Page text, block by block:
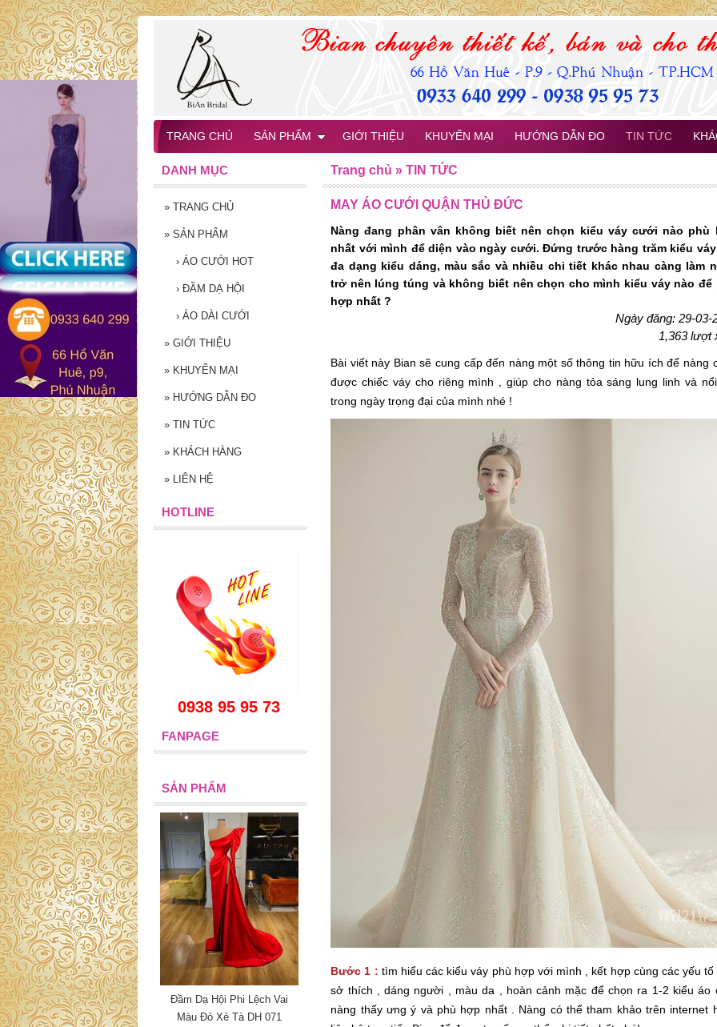
MAY ÁO CƯỚI QUẬN THỦ ĐỨC
Nàng đang phân vân không biết nên chọn kiểu váy cưới nào phù
nhất với mình để diện vào ngày cưới. Đứng trước hàng trăm kiểu
đa dạng kiểu dáng, màu sắc và nhiều chi tiết khác nhau càng làm
trở nên lúng túng và không biết nên chọn cho mình kiểu váy nào để
hợp nhất ?
Ngày đăng: 29-03-
1,363 lượt
Bài viết này Bian sẽ cung cấp đến nàng một số thông tin hữu ích để nàng
được chiếc váy cho riêng mình , giúp cho nàng tỏa sáng lung linh và
trong ngày trọng đại của mình nhé !
Bước 1 : tìm hiểu các kiểu váy phù hợp với mình , kết hợp cùng các yếu
sở thích , dáng người , màu da , hoàn cảnh mặc để chọn ra 1-2 kiểu áo
nàng thấy ưng ý và phù hợp nhất . Nàng có thể tham khảo trên internet
Trang chủ »TIN TỨC
DANH MỤC
» TRANG CHỦ
» SẢN PHẨM
› ÁO CƯỚI HOT
› ĐẦM DẠ HỘI
› ÁO DÀI CƯỚI
» GIỚI THIỆU
» KHUYẾN MẠI
» HƯỚNG DẪN ĐO
» TIN TỨC
» KHÁCH HÀNG
» LIÊN HỆ
HOTLINE
0938 95 95 73
FANPAGE
SẢN PHẨM
Đầm Dạ Hội Phi Lệch Vai
Màu Đỏ Xẻ Tà DH 071
TRANG CHỦ SẢN PHẨM GIỚI THIỆU KHUYẾN MẠI HƯỚNG DẪN ĐO TIN TỨC